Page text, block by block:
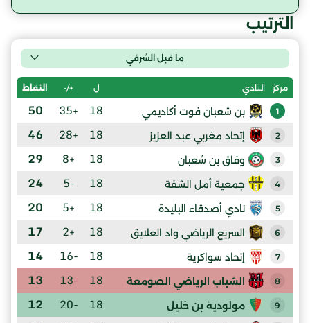
الترتيب
ما قبل الشرفي
مركز النادي ل +/- النقاط
1 بن شعبان فوت أكاديمي 18
+35
50
2 إتحاد مغربي عبد العزيز 18
+28
46
3 وفاق بن شعبان 18
+8
29
4 جمعية أمل الشفة 18
-5
24
5 نادي أصدقاء البليدة 18
+5
20
6 السريع الرياضي واد العلايق 18
+2
17
7 إتحاد سواكرية 18
-16
14
8 الشباب الرياضي الصومعة 18
-13
13
9 مولودية بن خليل 18
-20
12